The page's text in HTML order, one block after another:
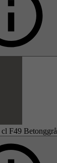
F49 Betonggrå